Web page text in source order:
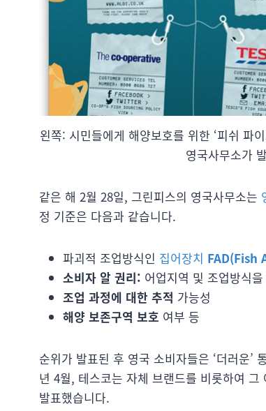
왼쪽: 시민들에게 해양보호를 위한 ‘피쉬 파
영국사무소가
같은 해 2월 28일, 그린피스의 영국사무소는
정 기준은 다음과 같습니다.
파괴적 조업방식인 집어장치 FAD(Fish
소비자 알 권리: 어업지역 및 조업방식
조업 과정에 대한 추적 가능성
해양 보존구역 보호 여부 등
순위가 발표된 후 영국 소비자들은 ‘더러운’
년 4월, 테스코는 자체 브랜드를 비롯하여
발표했습니다.